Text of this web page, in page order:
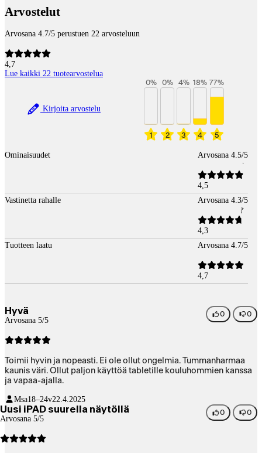
Arvostelut
Arvosana 4.7/5 perustuen 22 arvosteluun
4,7
Lue kaikki 22 tuotearvostelua
Kirjoita arvostelu
1
0%
2
0%
3
4%
4
18%
5
77%
Ominaisuudet Arvosana 4.5/5
4,5
Vastinetta rahalle
Arvosana 4.3/5
4,3
Tuotteen laatu
Arvosana 4.7/5
4,7
Hyvä
Arvosana 5/5
0 0
Toimii hyvin ja nopeasti. Ei ole ollut ongelmia. Tummanharmaa
kaunis väri. Ollut paljon käyttöä tabletille kouluhommien kanssa
ja vapaa-ajalla.
Msa18–24v22.4.2025
Uusi iPAD suurella näytöllä
Arvosana 5/5
0 0